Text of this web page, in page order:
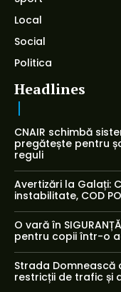
Local
Social
Politica
Headlines
CNAIR schimbă
pregătește pentru
reguli
Avertizări la Galați:
instabilitate, COD
O vară în
pentru copii într-o
Strada Domnească
restricții de trafic și